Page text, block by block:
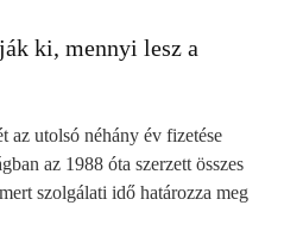
ki, mennyi lesz a
az utolsó néhány év fizetése
az 1988 óta szerzett összes
szolgálati idő határozza meg